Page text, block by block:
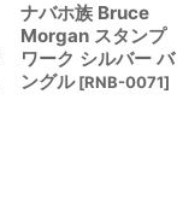
ナバホ族 Bruce
Morgan スタンプ
ワーク シルバー バ
ングル [RNB-0071]